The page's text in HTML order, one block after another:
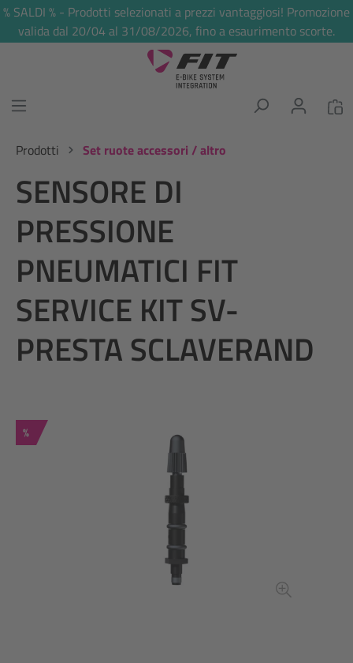
principale
% SALDI % - Prodotti selezionati a prezzi vantaggiosi! Promozione
valida dal 20/04 al 31/08/2026, fino a esaurimento scorte.
Prodotti Set ruote accessori / altro
SENSORE DI
PRESSIONE
PNEUMATICI FIT
SERVICE KIT SV-
PRESTA SCLAVERAND
Sconto
%